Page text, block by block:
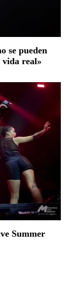
se pueden
vida real»
Summer